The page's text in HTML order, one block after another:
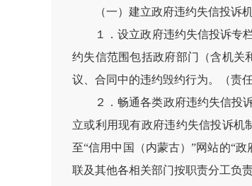
（一）建立政府违约失信投诉
１．设立政府违约失信投诉专
约失信范围包括政府部门（含机关
议、合同中的违约毁约行为。（责
２．畅通各类政府违约失信投
立或利用现有政府违约失信投诉机
至“信用中国（内蒙古）”网站的“
联及其他各相关部门按职责分工负责